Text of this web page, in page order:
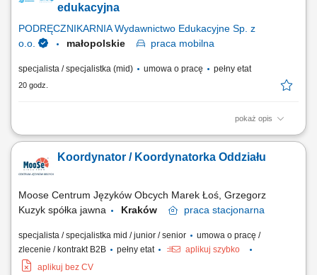
portfela klientów; Aktywne pozyskiwanie nowych kontaktów
edukacyjna
PODRĘCZNIKARNIA Wydawnictwo Edukacyjne Sp. z
o.o.
małopolskie praca mobilna
specjalista / specjalistka (mid) umowa o pracę pełny etat
20 godz.
pokaż opis
Opis stanowiska: Pozyskiwanie nowych partnerów biznesowych oraz
oświatowo-wychowawczego; Przeprowadzanie bezpośrednich spotkań
handlowych i prezentacja asortymentu wyposażenia, sprzętu
Koordynator / Koordynatorka Oddziału
Moose Centrum Języków Obcych Marek Łoś, Grzegorz
Kuzyk spółka jawna
Kraków praca stacjonarna
specjalista / specjalistka mid / junior / senior
umowa o pracę /
zlecenie / kontrakt B2B
pełny etat
aplikuj szybko
aplikuj bez CV